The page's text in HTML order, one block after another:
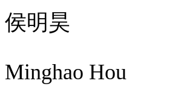
侯明昊
Minghao Hou